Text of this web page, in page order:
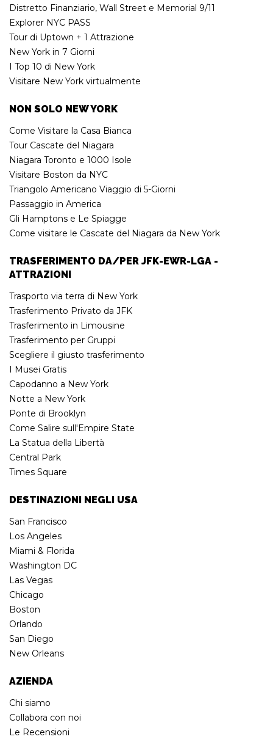
Distretto Finanziario, Wall Street e Memorial 9/11
Explorer NYC PASS
Tour di Uptown + 1 Attrazione
New York in 7 Giorni
I Top 10 di New York
Visitare New York virtualmente
NON SOLO NEW YORK
Come Visitare la Casa Bianca
Tour Cascate del Niagara
Niagara Toronto e 1000 Isole
Visitare Boston da NYC
Triangolo Americano Viaggio di 5-Giorni
Passaggio in America
Gli Hamptons e Le Spiagge
Come visitare le Cascate del Niagara da New York
TRASFERIMENTO DA/PER JFK-EWR-LGA -
ATTRAZIONI
Trasporto via terra di New York
Trasferimento Privato da JFK
Trasferimento in Limousine
Trasferimento per Gruppi
Scegliere il giusto trasferimento
I Musei Gratis
Capodanno a New York
Notte a New York
Ponte di Brooklyn
Come Salire sull'Empire State
La Statua della Libertà
Central Park
Times Square
DESTINAZIONI NEGLI USA
San Francisco
Los Angeles
Miami & Florida
Washington DC
Las Vegas
Chicago
Boston
Orlando
San Diego
New Orleans
AZIENDA
Chi siamo
Collabora con noi
Le Recensioni